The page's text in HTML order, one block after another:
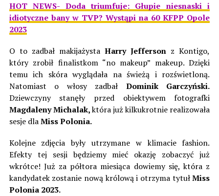
HOT NEWS- Doda triumfuje: Głupie niesnaski i
idiotyczne bany w TVP? Wystąpi na 60 KFPP Opole
2023
O to zadbał makijażystaHarry Jefferson z Kontigo,
który zrobił finalistkom “no makeup” makeup. Dzięki
temu ich skórawyglądała na świeżą i rozświetloną.
Natomiast o włosy zadbał Dominik Garczyński.
Dziewczyny stanęły przed obiektywem fotografki
Magdaleny Michalak,która już kilkukrotnie realizowała
sesje dlaMiss Polonia.
Kolejne zdjęcia były utrzymane w klimacie fashion.
Efekty tej sesji będziemy mieć okazję zobaczyć już
wkrótce! Już za półtora miesiąca dowiemy się, która z
kandydatek zostanie nową królową i otrzyma tytułMiss
Polonia 2023.